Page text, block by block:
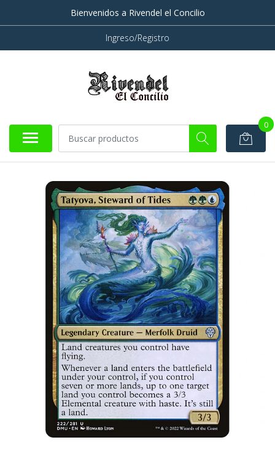
Bienvenidos a Rivendel el Concilio
Ingreso/Registro
0